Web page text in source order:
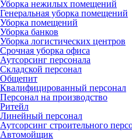
Уборка нежилых помещений
Генеральная уборка помещений
Уборка помещений
Уборка банков
Уборка логистических центров
Срочная уборка офиса
Аутсорсинг персонала
Складской персонал
Общепит
Квалифицированный персонал
Персонал на производство
Ритейл
Линейный персонал
Аутсорсинг строительного
Автомойщик